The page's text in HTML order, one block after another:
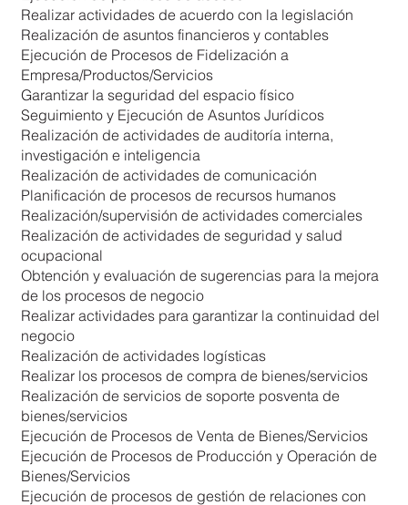
Realizar actividades de acuerdo con la legislación
Realización de asuntos financieros y contables
Ejecución de Procesos de Fidelización a
Empresa/Productos/Servicios
Garantizar la seguridad del espacio físico
Seguimiento y Ejecución de Asuntos Jurídicos
Realización de actividades de auditoría interna,
investigación e inteligencia
Realización de actividades de comunicación
Planificación de procesos de recursos humanos
Realización/supervisión de actividades comerciales
Realización de actividades de seguridad y salud
ocupacional
Obtención y evaluación de sugerencias para la mejora
de los procesos de negocio
Realizar actividades para garantizar la continuidad del
negocio
Realización de actividades logísticas
Realizar los procesos de compra de bienes/servicios
Realización de servicios de soporte posventa de
bienes/servicios
Ejecución de Procesos de Venta de Bienes/Servicios
Ejecución de Procesos de Producción y Operación de
Bienes/Servicios
Ejecución de procesos de gestión de relaciones con